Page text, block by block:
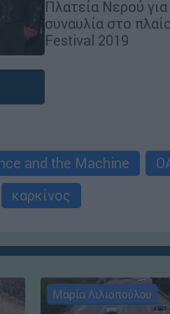
Πλατεία Νερού για
συναυλία στο
Festival 2019
and the Machine
καρκίνος
Μαρία Λιλιοπούλου